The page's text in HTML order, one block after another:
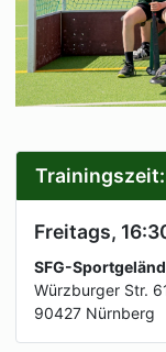
Freitags,
SFG-
Würzburger Str.
90427 Nürnberg